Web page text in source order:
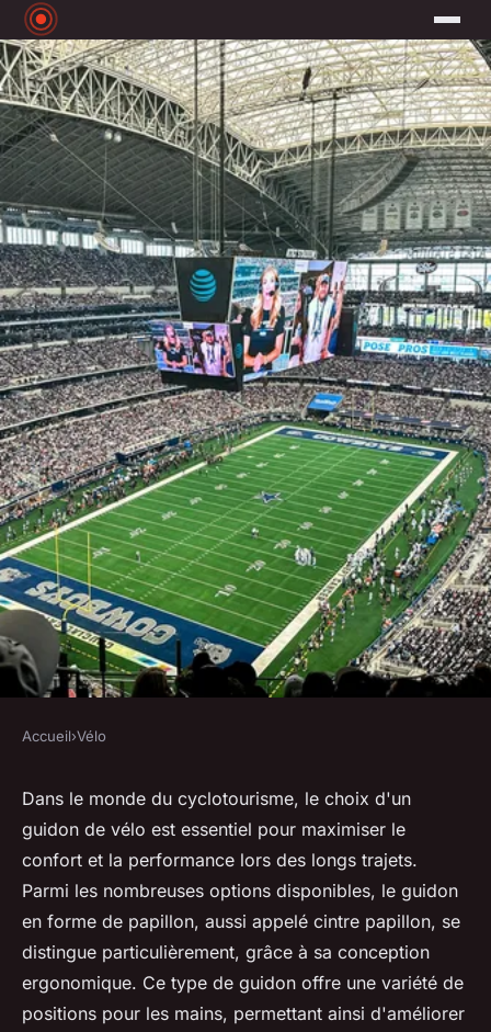
Quels sont les avantages
ergonomiques des guidons en
forme de papillon pour le
cyclotourisme?
Ilyes•12 juillet 2024•5 min de lecture
Accueil›Vélo
Dans le monde du cyclotourisme, le choix d'un
guidon de vélo est essentiel pour maximiser le
confort et la performance lors des longs trajets.
Parmi les nombreuses options disponibles, le guidon
en forme de papillon, aussi appelé cintre papillon, se
distingue particulièrement, grâce à sa conception
ergonomique. Ce type de guidon offre une variété de
positions pour les mains, permettant ainsi d'améliorer